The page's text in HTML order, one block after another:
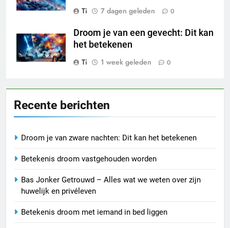
Ti
7 dagen geleden 0
Droom je van een gevecht: Dit kan
het betekenen
Ti
1 week geleden 0
Recente berichten
Droom je van zware nachten: Dit kan het betekenen
Betekenis droom vastgehouden worden
Bas Jonker Getrouwd – Alles wat we weten over zijn
huwelijk en privéleven
Betekenis droom met iemand in bed liggen